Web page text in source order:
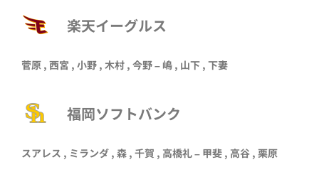
楽天イーグルス
菅原 , 西宮 , 小野 , 木村 , 今野– 嶋 , 山下 , 下妻
福岡ソフトバンク
スアレス , ミランダ , 森 , 千賀 , 高橋礼– 甲斐 , 高谷 , 栗原